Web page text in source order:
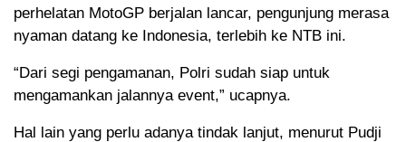
perhelatan MotoGP berjalan lancar, pengunjung merasa
nyaman datang ke Indonesia, terlebih ke NTB ini.
“Dari segi pengamanan, Polri sudah siap untuk
mengamankan jalannya event,” ucapnya.
Hal lain yang perlu adanya tindak lanjut, menurut Pudji